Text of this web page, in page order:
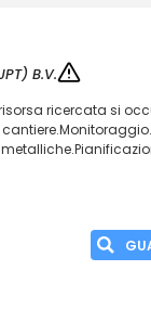
B.V.
risorsa ricercata si